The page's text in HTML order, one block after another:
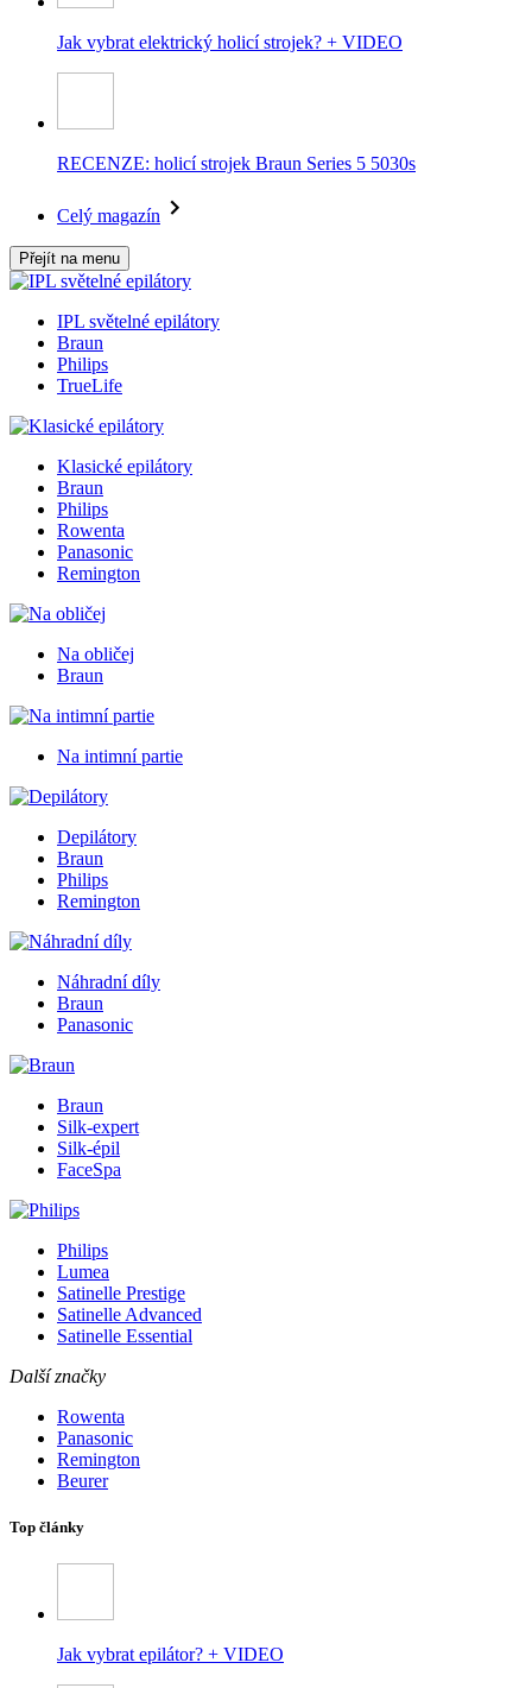
Jak vybrat elektrický holicí strojek? + VIDEO
RECENZE: holicí strojek Braun Series 5 5030s
Celý magazín
Přejít na menu
IPL světelné epilátory
Braun
Philips
TrueLife
Klasické epilátory
Braun
Philips
Rowenta
Panasonic
Remington
Na obličej
Braun
Na intimní partie
Depilátory
Braun
Philips
Remington
Náhradní díly
Braun
Panasonic
Braun
Silk-expert
Silk-épil
FaceSpa
Philips
Lumea
Satinelle Prestige
Satinelle Advanced
Satinelle Essential
Další značky
Rowenta
Panasonic
Remington
Beurer
Top články
Jak vybrat epilátor? + VIDEO